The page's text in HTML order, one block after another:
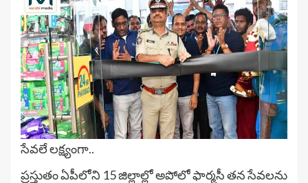
సేవలే లక్ష్యంగా..
ప్రస్తుతం ఏపీలోని 15 జిల్లాల్లో అపోలో ఫార్మసీ తన సేవలను